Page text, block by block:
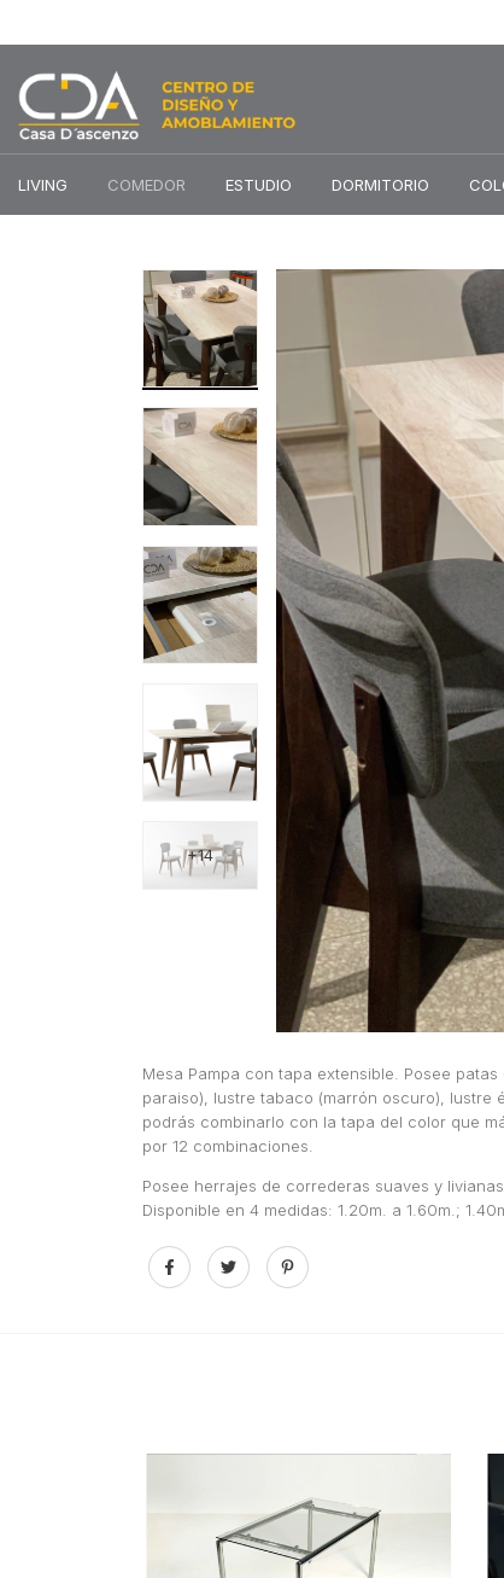
LIVING COMEDOR ESTUDIO DORMITORIO
+14
Mesa Pampa con tapa extensible. Posee
paraiso), lustre tabaco (marrón oscuro), lustre
podrás combinarlo con la tapa del color que
por 12 combinaciones.
Posee herrajes de correderas suaves y
Disponible en 4 medidas: 1.20m. a 1.60m.;